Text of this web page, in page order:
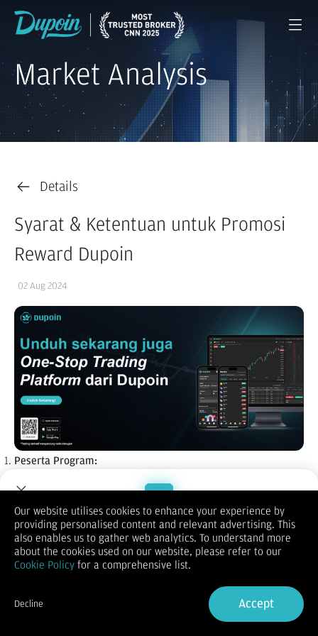
Market Analysis
Details
Syarat & Ketentuan untuk Promosi
Reward Dupoin
02 Aug 2024
Peserta Program:
otomatis berpartisipasi dan merupakan individu yang memiliki
tahun.
Karyawan dan Anggota Keluarga:
Karyawan Dupoin dan anggota keluarga mereka tidak
memenuhi syarat untuk berpartisipasi dalam program ini.
Karyawan dari mitra dan agensi mana pun (termasuk, namun
terlibat langsung dalam organisasi atau pelaksanaan program
sebagaimana ditentukan oleh Dupoin, tidak memenuhi syarat
Welcome to Dupoin.
Trade with a Trusted Broker
Sign in
Our website utilises cookies to enhance your experience by
providing personalised content and relevant advertising. This
also enables us to gather web analytics. To understand more
about the cookies used on our website, please refer to our
Cookie Policy for a comprehensive list.
Decline Accept